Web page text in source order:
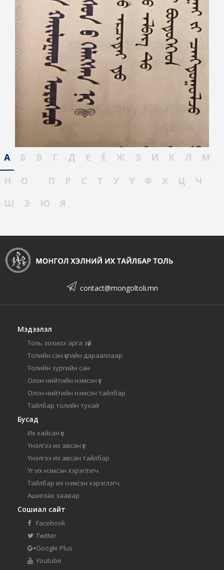
А Б В Г Д Е Ё Ж З И К Л
М
Н
О П Р С Т У Ү Ф Х Ц
Ч
Ш
Э Ю Я
contact@mongoltoli.mn
Мэдээлэл
Толь зохиох арга зүй
Толийн сан үсгийн дарааллаар
Толийн зургийн сан
Олон нийтийн нэмсэн үг
Олон нийтийн нэмсэн тайлбар
Тайлбар толийн тухай
Бусад
Их хайсан үг
Үнэлгээ их авсан үг
Үнэлгээ их авсан тайлбар
Үг их нэмсэн хэрэглэгч
Тайлбар их нэмсэн хэрэглэгч
Ашиглах заавар
Сошиал сайт
Facebook
Twitter
Google Plus
Youtube